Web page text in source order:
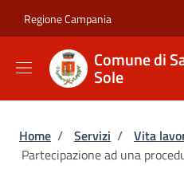
Regione Campania
Comune di
Sole
Briciole di
Home / Servizi / Vita
Partecipazione ad una